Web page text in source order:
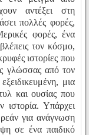
αντέξει στη
πολλές φορές,
φορές, ένα
τον κόσμο,
ιστορίες που
γλώσσας από τον
μια
και ουσίας που
ιστορία. Υπάρχει
για ανάγνωση
σε ένα παιδικό